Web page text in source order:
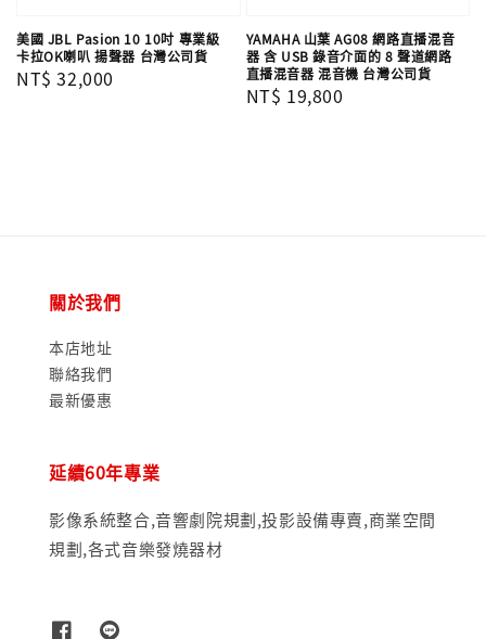
美國 JBL Pasion 10 10吋 專業級
卡拉OK喇叭 揚聲器 台灣公司貨
Regular
NT$ 32,000
YAMAHA 山葉 AG08 網路直播混音
器 含 USB 錄音介面的 8 聲道網路
直播混音器 混音機 台灣公司貨
Regular
NT$ 19,800
關於我們
本店地址
聯絡我們
最新優惠
延續60年專業
影像系統整合,音響劇院規劃,投影設備專賣,商業空間
規劃,各式音樂發燒器材